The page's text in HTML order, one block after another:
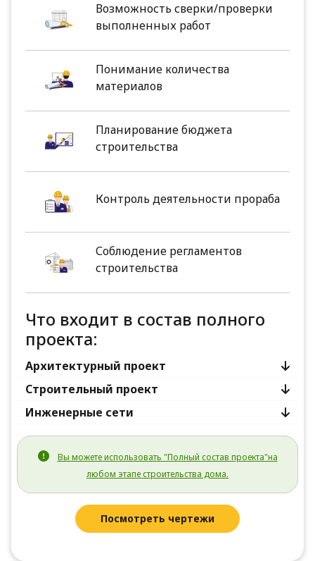
Возможность сверки/проверки
выполненных работ
Понимание количества
материалов
Планирование бюджета
строительства
Контроль деятельности прораба
Соблюдение регламентов
строительства
Что входит в состав полного
проекта:
Архитектурный проект
Строительный проект
Инженерные сети
Вы можете использовать "Полный состав проекта"на
любом этапе строительства дома.
Посмотреть чертежи